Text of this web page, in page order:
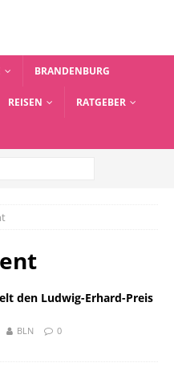
BRANDENBURG
REISEN RATGEBER
den Ludwig-Erhard-Preis
BLN 0